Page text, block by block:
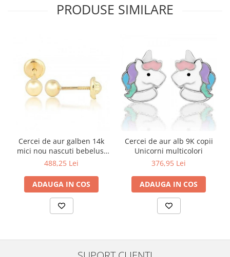
PRODUSE SIMILARE
Cercei de aur galben 14k
mici nou nascuti bebelusi
Bilute 4mm
488,25 Lei
ADAUGA IN COS
Cercei de aur alb 9K copii
Unicorni multicolori
376,95 Lei
ADAUGA IN COS